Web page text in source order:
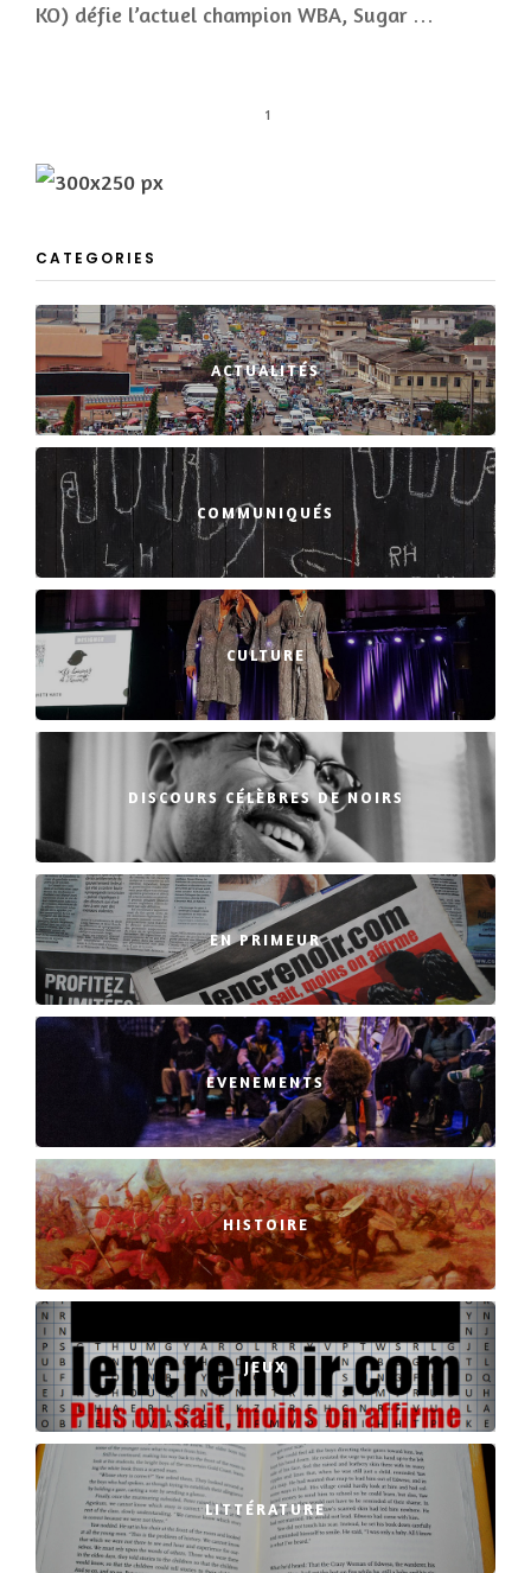
KO) défie l’actuel champion WBA, Sugar …
1
CATEGORIES
ACTUALITÉS
COMMUNIQUÉS
CULTURE
DISCOURS CÉLÈBRES DE NOIRS
EN PRIMEUR
EVENEMENTS
HISTOIRE
JEUX
LITTÉRATURE